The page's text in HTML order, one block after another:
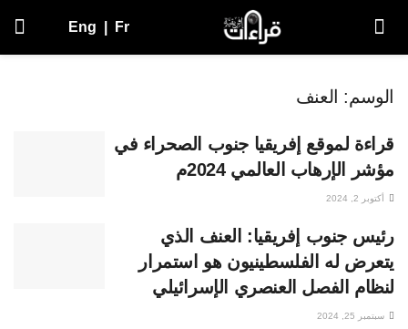
Eng Fr
الوسم: العنف
قراءة لموقع إفريقيا جنوب الصحراء في
مؤشر الإرهاب العالمي 2024م
أكتوبر 2, 2024
رئيس جنوب إفريقيا: العنف الذي
يتعرض له الفلسطينيون هو استمرار
لنظام الفصل العنصري الإسرائيلي
سبتمبر 25, 2024